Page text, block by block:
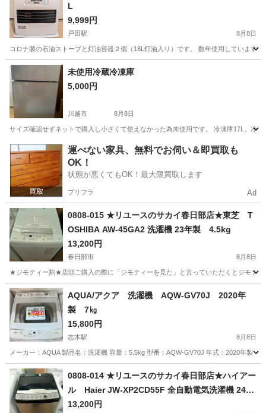
L
9,999円
戸田駅 8月8日
コロナ製の石油ストーブと灯油容器２個（18L灯油入り）です。 数年使用しています
埼玉 戸田市 戸田駅 季節、空調家電
未使用冷蔵冷凍庫
5,000円
川越市 8月8日
サイズ確認せずネットで購入し小さくて使えなかった為未使用です。 冷凍庫17L、冷
埼玉 川越市 キッチン家電
運べない家具、無料でお伺い＆即買取も
OK！
状態が悪くてもOK！最大限買取します
プリフラ Ad
0808-015 ★リユースのサカイ春日部店★東芝 T
OSHIBA AW-45GA2 洗濯機 23年製 4.5kg
13,200円
春日部市 8月8日
★ジモティー割★店頭ご購入の際に「ジモティーを見た」と言っていただくとジモテ
埼玉 春日部市 生活家電 サカイ
AQUA/アクア 洗濯機 AQW-GV70J 2020年
製 7㎏
15,800円
志木駅 8月8日
メーカー：AQUA 製品名：洗濯機 容量：5.5kg 型番：AQW-GV70J 年式：2020年製
埼玉 志木市 生活家電 AQW
0808-014 ★リユースのサカイ春日部店★ハイアー
ル Haier JW-XP2CD55F 全自動電気洗濯機 24年
製 5.5kg
13,200円